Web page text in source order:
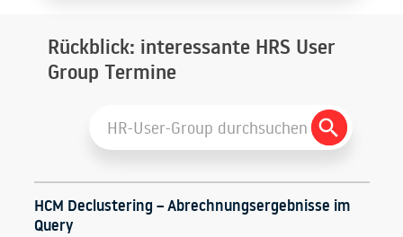
Rückblick: interessante HRS User
Group Termine
Search
Button
HCM Declustering – Abrechnungsergebnisse im
Query